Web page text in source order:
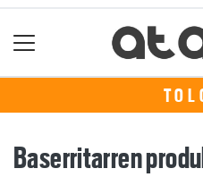
Baserritarren